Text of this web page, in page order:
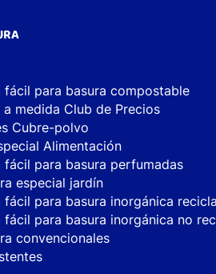
fácil para basura compostable
a medida Club de Precios
Cubre-polvo
Alimentación
fácil para basura perfumadas
especial jardín
fácil para basura inorgánica
fácil para basura inorgánica no
convencionales